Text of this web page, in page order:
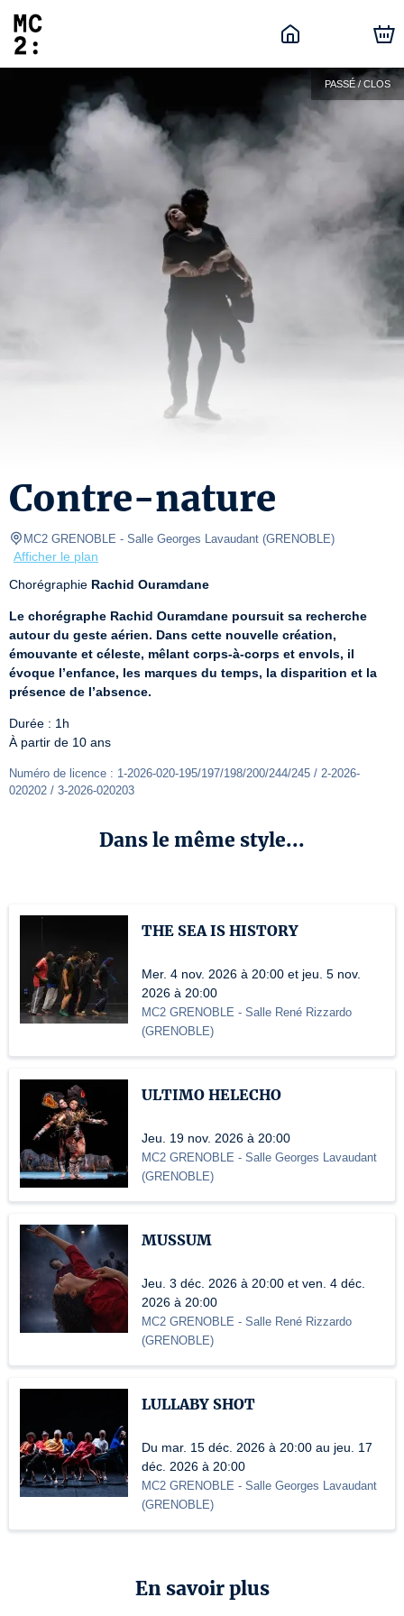
PASSÉ / CLOS
Contre-nature
MC2 GRENOBLE - Salle Georges Lavaudant (GRENOBLE)
Afficher le plan
Chorégraphie Rachid Ouramdane
Le chorégraphe Rachid Ouramdane poursuit sa recherche
autour du geste aérien. Dans cette nouvelle création,
émouvante et céleste, mêlant corps-à-corps et envols, il
évoque l’enfance, les marques du temps, la disparition et la
présence de l’absence.
Durée : 1h
À partir de 10 ans
Numéro de licence : 1-2026-020-195/197/198/200/244/245 / 2-2026-
020202 / 3-2026-020203
Dans le même style...
THE SEA IS HISTORY
Mer. 4 nov. 2026 à 20:00 et jeu. 5 nov.
2026 à 20:00
MC2 GRENOBLE - Salle René Rizzardo
(GRENOBLE)
ULTIMO HELECHO
Jeu. 19 nov. 2026 à 20:00
MC2 GRENOBLE - Salle Georges Lavaudant
(GRENOBLE)
MUSSUM
Jeu. 3 déc. 2026 à 20:00 et ven. 4 déc.
2026 à 20:00
MC2 GRENOBLE - Salle René Rizzardo
(GRENOBLE)
LULLABY SHOT
Du mar. 15 déc. 2026 à 20:00 au jeu. 17
déc. 2026 à 20:00
MC2 GRENOBLE - Salle Georges Lavaudant
(GRENOBLE)
En savoir plus